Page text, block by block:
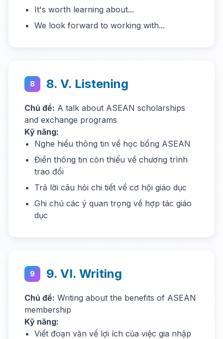
It's worth learning about...
We look forward to working with...
8 8. V. Listening
Chủ đề: A talk about ASEAN scholarships
and exchange programs
Kỹ năng:
Nghe hiểu thông tin về học bổng ASEAN
Điền thông tin còn thiếu về chương trình
trao đổi
Trả lời câu hỏi chi tiết về cơ hội giáo dục
Ghi chú các ý quan trọng về hợp tác giáo
dục
9 9. VI. Writing
Chủ đề: Writing about the benefits of ASEAN
membership
Kỹ năng:
Viết đoạn văn về lợi ích của việc gia nhập